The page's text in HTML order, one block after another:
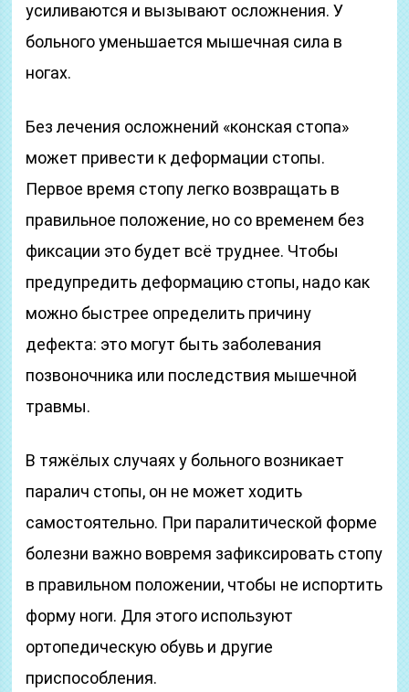
усиливаются и вызывают осложнения. У
больного уменьшается мышечная сила в
ногах.
Без лечения осложнений «конская стопа»
может привести к деформации стопы.
Первое время стопу легко возвращать в
правильное положение, но со временем без
фиксации это будет всё труднее. Чтобы
предупредить деформацию стопы, надо как
можно быстрее определить причину
дефекта: это могут быть заболевания
позвоночника или последствия мышечной
травмы.
В тяжёлых случаях у больного возникает
паралич стопы, он не может ходить
самостоятельно. При паралитической форме
болезни важно вовремя зафиксировать стопу
в правильном положении, чтобы не испортить
форму ноги. Для этого используют
ортопедическую обувь и другие
приспособления.